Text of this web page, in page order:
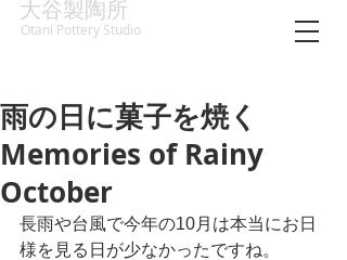
大谷製陶所
Otani Pottery Studio
雨の日に菓子を焼く
Memories of Rainy
October
長雨や台風で今年の10月は本当にお日
様を見る日が少なかったですね。